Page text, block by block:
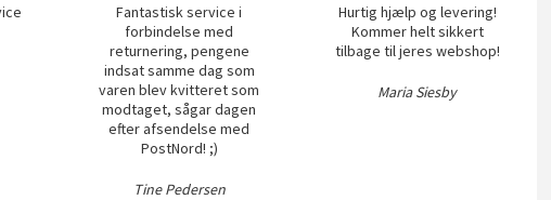
Fantastisk service i
forbindelse med
returnering, pengene
indsat samme dag som
varen blev kvitteret som
modtaget, sågar dagen
efter afsendelse med
PostNord! ;)
Tine Pedersen
Hurtig hjælp og levering!
Kommer helt sikkert
tilbage til jeres webshop!
Maria Siesby